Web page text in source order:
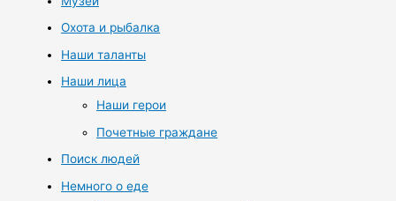
Охота и рыбалка
Наши таланты
Наши лица
Наши герои
Почетные граждане
Поиск людей
Немного о еде